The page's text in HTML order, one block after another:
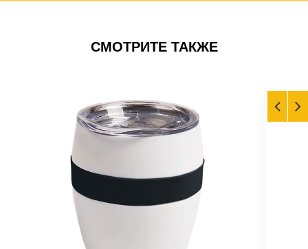
СМОТРИТЕ ТАКЖЕ